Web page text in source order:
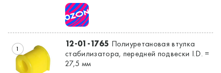
1 12-01-1765 Полиуретановая втулка
стабилизатора, передней подвески I.D. =
27,5 мм